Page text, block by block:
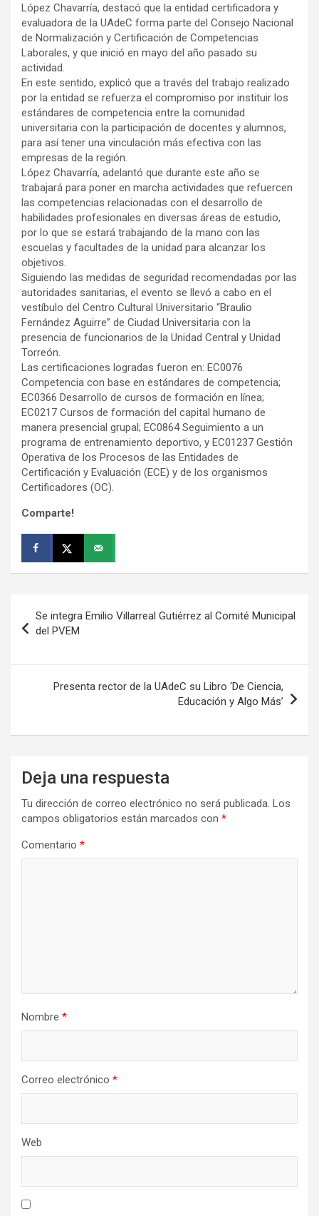
López Chavarría, destacó que la entidad certificadora y
evaluadora de la UAdeC forma parte del Consejo Nacional
de Normalización y Certificación de Competencias
Laborales, y que inició en mayo del año pasado su
actividad.
En este sentido, explicó que a través del trabajo realizado
por la entidad se refuerza el compromiso por instituir los
estándares de competencia entre la comunidad
universitaria con la participación de docentes y alumnos,
para así tener una vinculación más efectiva con las
empresas de la región.
López Chavarría, adelantó que durante este año se
trabajará para poner en marcha actividades que refuercen
las competencias relacionadas con el desarrollo de
habilidades profesionales en diversas áreas de estudio,
por lo que se estará trabajando de la mano con las
escuelas y facultades de la unidad para alcanzar los
objetivos.
Siguiendo las medidas de seguridad recomendadas por las
autoridades sanitarias, el evento se llevó a cabo en el
vestíbulo del Centro Cultural Universitario “Braulio
Fernández Aguirre” de Ciudad Universitaria con la
presencia de funcionarios de la Unidad Central y Unidad
Torreón.
Las certificaciones logradas fueron en: EC0076
Competencia con base en estándares de competencia;
EC0366 Desarrollo de cursos de formación en línea;
EC0217 Cursos de formación del capital humano de
manera presencial grupal; EC0864 Seguimiento a un
programa de entrenamiento deportivo, y EC01237 Gestión
Operativa de los Procesos de las Entidades de
Certificación y Evaluación (ECE) y de los organismos
Certificadores (OC).
Comparte!
de
Se integra Emilio Villarreal Gutiérrez al Comité Municipal
del PVEM
Presenta rector de la UAdeC su Libro ‘De Ciencia,
Educación y Algo Más’
Deja una respuesta
Tu dirección de correo electrónico no será publicada. Los
campos obligatorios están marcados con *
Comentario *
Nombre *
Correo electrónico *
Web